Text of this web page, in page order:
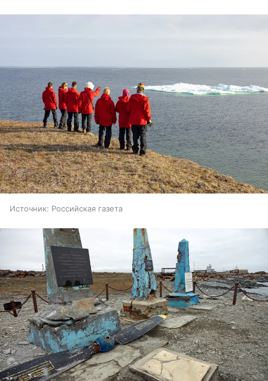
Источник: Российская газета